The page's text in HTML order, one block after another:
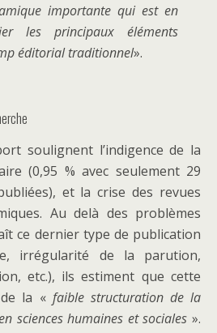
importante qui est en
les principaux éléments
éditorial traditionnel».
soulignent l’indigence de la
(0,95 % avec seulement 29
et la crise des revues
Au delà des problèmes
ce dernier type de publication
irrégularité de la parution,
etc.), ils estiment que cette
la « faible structuration de la
sciences humaines et sociales ».